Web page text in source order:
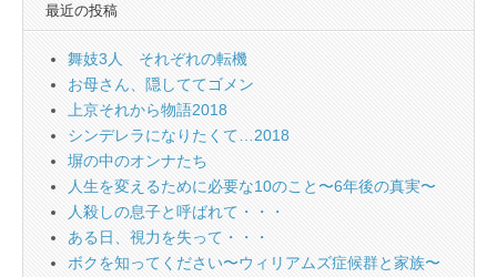
最近の投稿
舞妓3人 それぞれの転機
お母さん、隠しててゴメン
上京それから物語2018
シンデレラになりたくて…2018
塀の中のオンナたち
人生を変えるために必要な10のこと〜6年後の真実〜
人殺しの息子と呼ばれて・・・
ある日、視力を失って・・・
ボクを知ってください〜ウィリアムズ症候群と家族〜